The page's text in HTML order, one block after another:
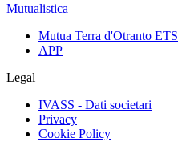
Mutualistica
Mutua Terra d'Otranto ETS
APP
Legal
IVASS - Dati societari
Privacy
Cookie Policy